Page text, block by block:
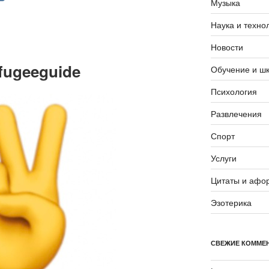
Наука и
Новости
Обучение и
Психология
Развлечения
Спорт
Услуги
Цитаты и
Эзотерика
СВЕЖИЕ